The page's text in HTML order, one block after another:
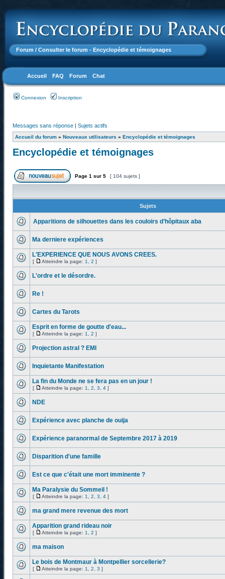
Forum / Consulter le forum - Encyclopédie et témoignages
Accueil FAQ Forum Chat
Connexion Inscription
Messages sans réponse | Sujets actifs
Accueil du forum » Nouveaux utilisateurs » Encyclopédie et témoignages
Encyclopédie et témoignages
Page 1 sur 5 [ 104 sujets ]
Sujets
Apparitions de silhouettes dans les couloirs d’hôpitaux aba
Ma derniere expériences
L'EXPERIENCE QUE NOUS AVONS CREES.
[ Atteindre la page: 1 2 ]
L'ordre et le désordre.
Re !
Cartes du Tarots
Esprit en forme de goutte d'eau...
[ Atteindre la page: 1 2 ]
Projection astral ? EMI
Inquietante Manifestation
La fin du Monde ne se fera pas en un jour !
[ Atteindre la page: 1 2 3 4 ]
NDE
Expérience avec planche de ouija
Expérience paranormal de Septembre 2017 à 2019
Disparition d'une famille
Est ce que c'était une mort imminente ?
Ma Paralysie du Sommeil !
[ Atteindre la page: 1 2 3 4 ]
ma grand mere revenue des mort
Apparition grand rideau noir
[ Atteindre la page: 1 2 ]
ma maison
Le bois de Montmaur à Montpellier sorcellerie?
[ Atteindre la page: 1 2 3 ]